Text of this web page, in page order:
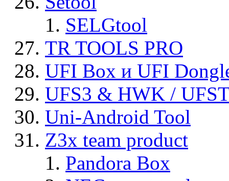
SELGtool
TR TOOLS PRO
UFI Box и UFI
UFS3 & HWK /
Uni-Android Tool
Z3x team product
Pandora Box